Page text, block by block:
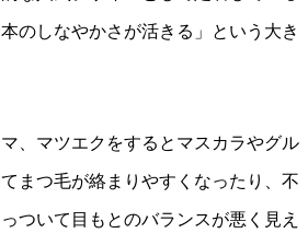
のしなやかさが活きる」という大き
、マツエクをするとマスカラやグル
まつ毛が絡まりやすくなったり、不
ついて目もとのバランスが悪く見え